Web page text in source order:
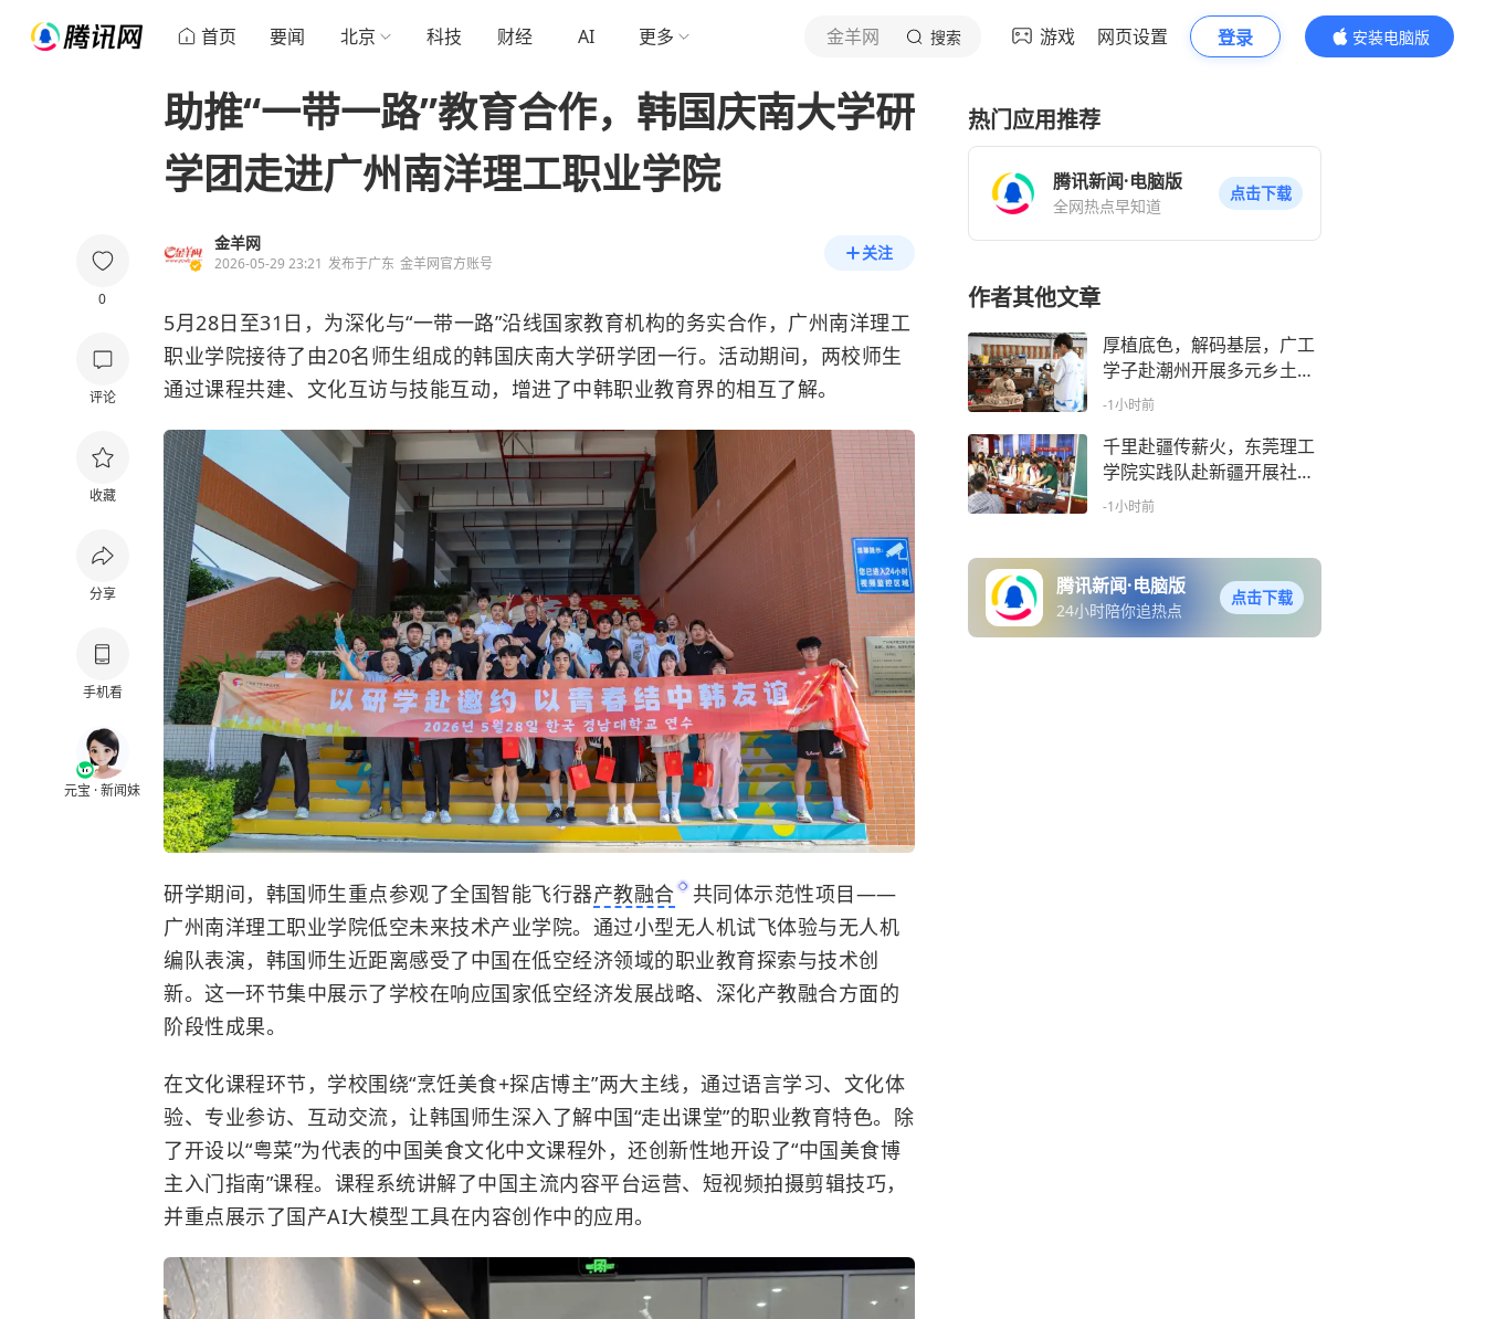
首页 要闻 北京 科技 财经 AI 更多 金羊网 搜索 游戏 网页设置 登录
安装电脑版
内容更精彩
0
评论
收藏
分享
手机看
元宝 · 新闻妹
助推“一带一路”教育合作，韩国庆南大学研
学团走进广州南洋理工职业学院
金羊网
2026-05-29 23:21 发布于广东 金羊网官方账号
关注
5月28日至31日，为深化与“一带一路”沿线国家教育机构的务实合作，广州南洋理工
职业学院接待了由20名师生组成的韩国庆南大学研学团一行。活动期间，两校师生
通过课程共建、文化互访与技能互动，增进了中韩职业教育界的相互了解。
研学期间，韩国师生重点参观了全国智能飞行器产教融合
共同体示范性项目——
广州南洋理工职业学院低空未来技术产业学院。通过小型无人机试飞体验与无人机
编队表演，韩国师生近距离感受了中国在低空经济领域的职业教育探索与技术创
新。这一环节集中展示了学校在响应国家低空经济发展战略、深化产教融合方面的
阶段性成果。
在文化课程环节，学校围绕“烹饪美食+探店博主”两大主线，通过语言学习、文化体
验、专业参访、互动交流，让韩国师生深入了解中国“走出课堂”的职业教育特色。除
了开设以“粤菜”为代表的中国美食文化中文课程外，还创新性地开设了“中国美食博
主入门指南”课程。课程系统讲解了中国主流内容平台运营、短视频拍摄剪辑技巧，
并重点展示了国产AI大模型工具在内容创作中的应用。
热门应用推荐
腾讯新闻·电脑版
全网热点早知道
点击下载
作者其他文章
厚植底色，解码基层，广工
学子赴潮州开展多元乡土实
践
-1小时前
千里赴疆传薪火，东莞理工
学院实践队赴新疆开展社会
实践活动
-1小时前
腾讯新闻·电脑版
24小时陪你追热点
点击下载